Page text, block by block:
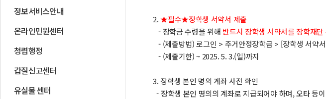
정보서비스안내
온라인민원센터
청렴행정
갑질신고센터
유실물 센터
2. ★필수★장학생 서약서 제출
- 장학금 수령을 위해 반드시 장학생 서약서를 장학재
- (제출방법) 로그인 > 주거안정장학금 > [장학생 서약
- (제출기한) ~ 2025. 5. 3.(일)까지
3. 장학생 본인 명의 계좌 사전 확인
- 장학생 본인 명의의 계좌로 지급되어야 하며, 오타 등